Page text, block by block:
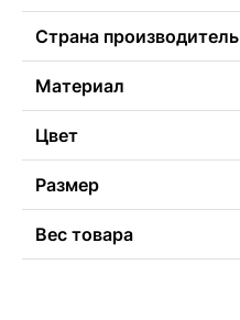
Страна производитель
Материал
Цвет
Размер
Вес товара